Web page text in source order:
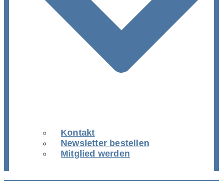
Kontakt
Newsletter bestellen
Mitglied werden